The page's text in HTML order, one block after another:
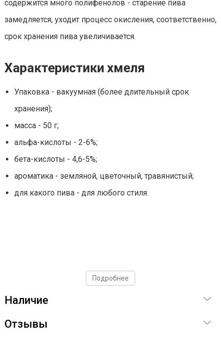
содержится много полифенолов - старение пива
замедляется, уходит процесс окисления, соответственно,
срок хранения пива увеличивается.
Характеристики хмеля
Упаковка - вакуумная (более длительный срок
хранения);
масса - 50 г;
альфа-кислоты - 2-6%;
бета-кислоты - 4,6-5%;
ароматика - земляной, цветочный, травянистый;
для какого пива - для любого стиля.
Подробнее
Наличие
Отзывы